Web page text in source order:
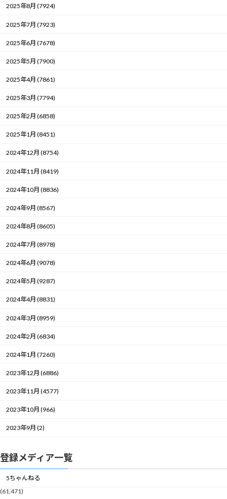
2025年8月 (7924)
2025年7月 (7923)
2025年6月 (7678)
2025年5月 (7900)
2025年4月 (7861)
2025年3月 (7794)
2025年2月 (6858)
2025年1月 (8451)
2024年12月 (8754)
2024年11月 (8419)
2024年10月 (8836)
2024年9月 (8567)
2024年8月 (8605)
2024年7月 (8978)
2024年6月 (9078)
2024年5月 (9287)
2024年4月 (8831)
2024年3月 (8959)
2024年2月 (6834)
2024年1月 (7260)
2023年12月 (6886)
2023年11月 (4577)
2023年10月 (966)
2023年9月 (2)
登録メディア一覧
5ちゃんねる
(61,471)